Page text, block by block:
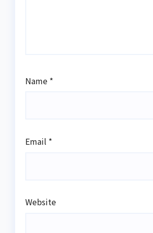
Name *
Email *
Website